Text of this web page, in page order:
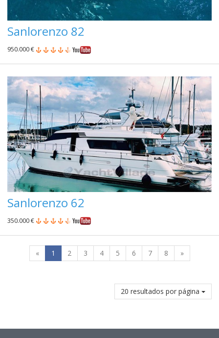
Sanlorenzo 82
950.000 €
Sanlorenzo 62
350.000 €
« 1 2 3 4 5 6 7 8 »
20 resultados por página